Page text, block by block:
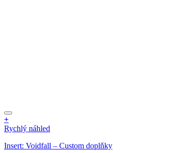
+
Rychlý náhled
Insert: Voidfall – Custom doplňky